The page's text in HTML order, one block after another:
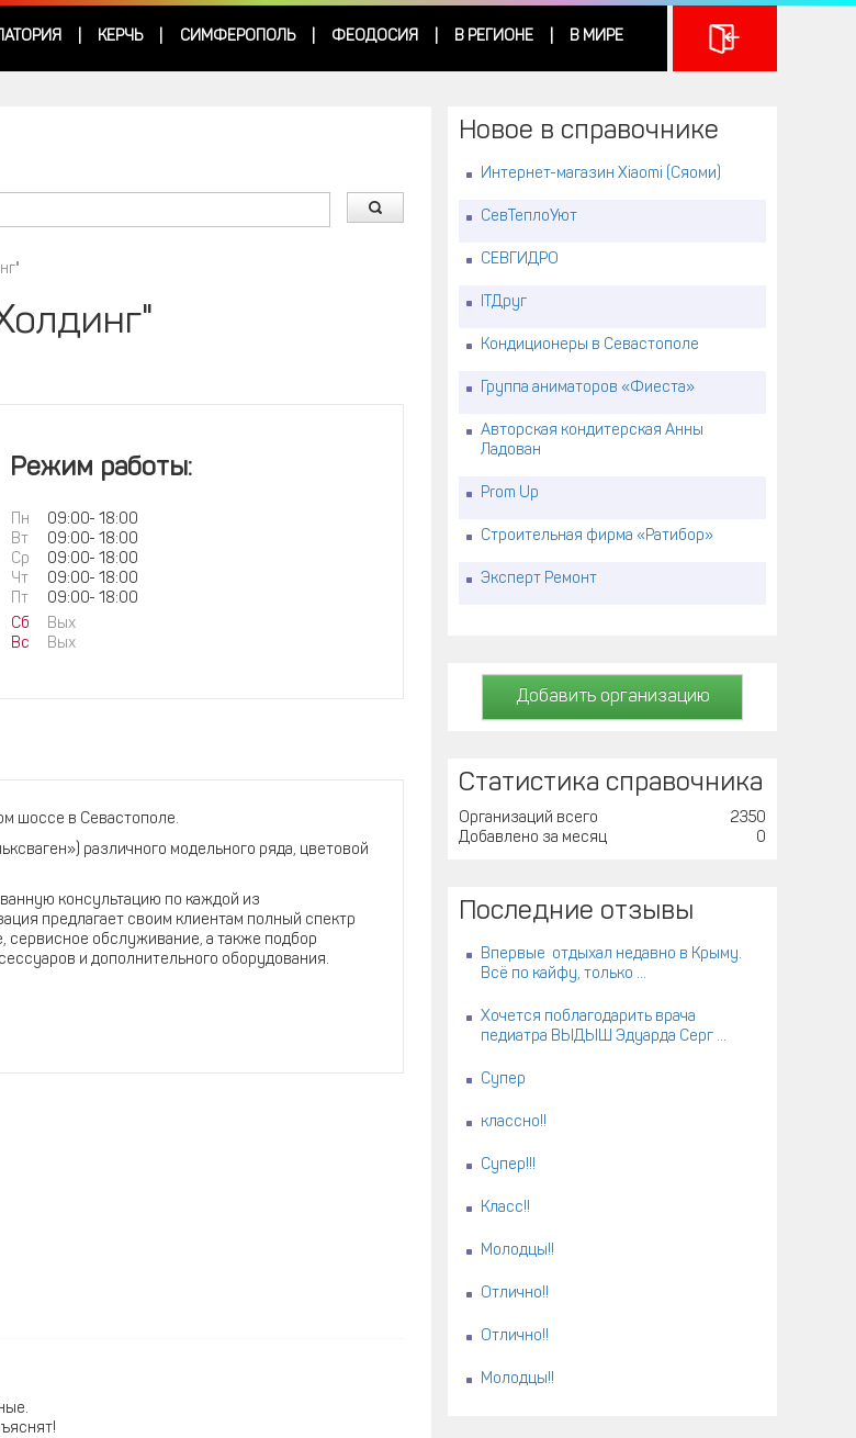
КЕРЧЬ СИМФЕРОПОЛЬ ФЕОДОСИЯ В РЕГИОНЕ В МИРЕ
Режим работы:
Пн 09:00- 18:00
Вт
09:00- 18:00
Ср
09:00- 18:00
Чт
09:00- 18:00
Пт
09:00- 18:00
Сб
Вых
Вс
Вых
шоссе в Севастополе.
различного модельного ряда, цветовой
консультацию по каждой из
предлагает своим клиентам полный спектр
сервисное обслуживание, а также подбор
и дополнительного оборудования.
Новое в справочнике
Интернет-магазин Xiaomi (Сяоми)
СевТеплоУют
СЕВГИДРО
ITДруг
Кондиционеры в Севастополе
Группа аниматоров «Фиеста»
Авторская кондитерская Анны
Ладован
Prom Up
Строительная фирма «Ратибор»
Эксперт Ремонт
Добавить организацию
Статистика справочника
2350
Организаций всего
0
Добавлено за месяц
Последние отзывы
Впервые отдыхал недавно в Крыму.
Всё по кайфу, только ...
Хочется поблагодарить врача
педиатра ВЫДЫШ Эдуарда Серг ...
Супер
классно!!
Супер!!!
Класс!!
Молодцы!!
Отлично!!
Отлично!!
Молодцы!!